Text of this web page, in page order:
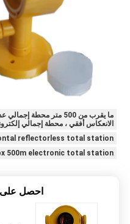
ما يقرب من 500 متر محطة
الانعكاس أفقي ، محطة إجمالي إلكترونية
reflectorless total station
500m electronic total station
احصل